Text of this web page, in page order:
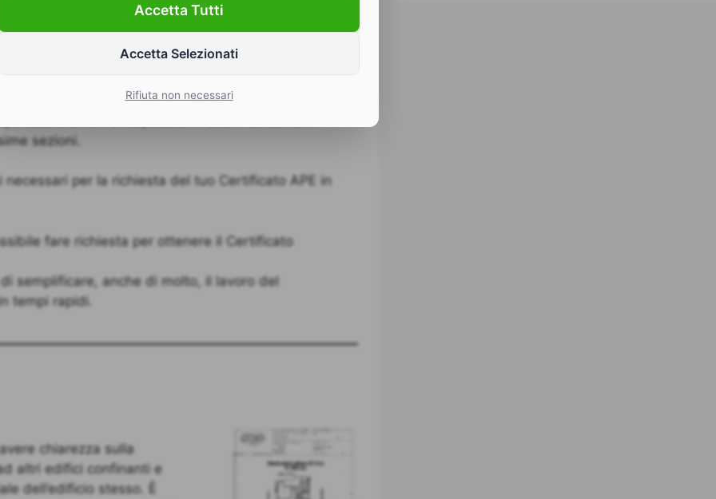
si richiede un
energetico in condizioni standard del tuo immobile.
avere a disposizione alcuni documenti
sezioni.
per la richiesta del tuo Certificato APE in
fare richiesta per ottenere il Certificato
semplificare, anche di molto, il lavoro del
tempi rapidi.
chiarezza sulla
altri edifici confinanti e
dell’edificio stesso. È
Accetta Tutti
Accetta Selezionati
Rifiuta non necessari